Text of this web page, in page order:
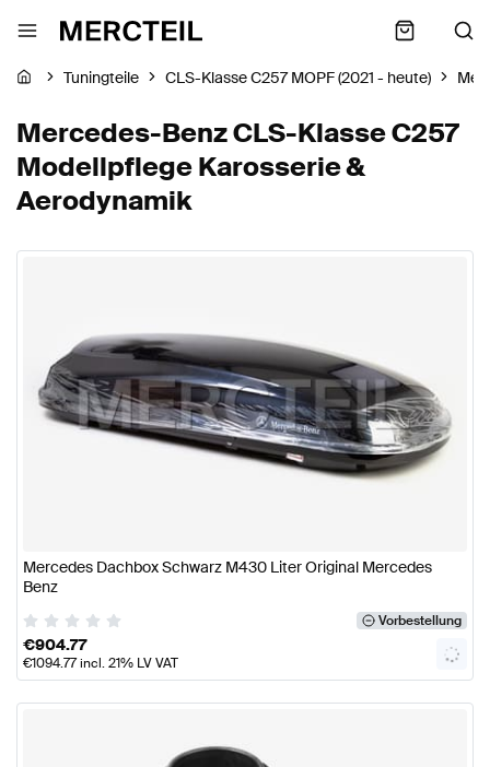
Tuningteile CLS-Klasse C257 MOPF (2021 - heute)
Mercedes-Benz CLS-Klasse C257
Modellpflege Karosserie &
Aerodynamik
Mercedes Dachbox Schwarz M430 Liter Original Mercedes
Benz
Vorbestellung
€904.77
€1094.77incl. 21% LV VAT